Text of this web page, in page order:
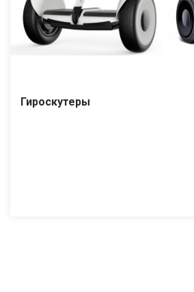
Гироскутеры